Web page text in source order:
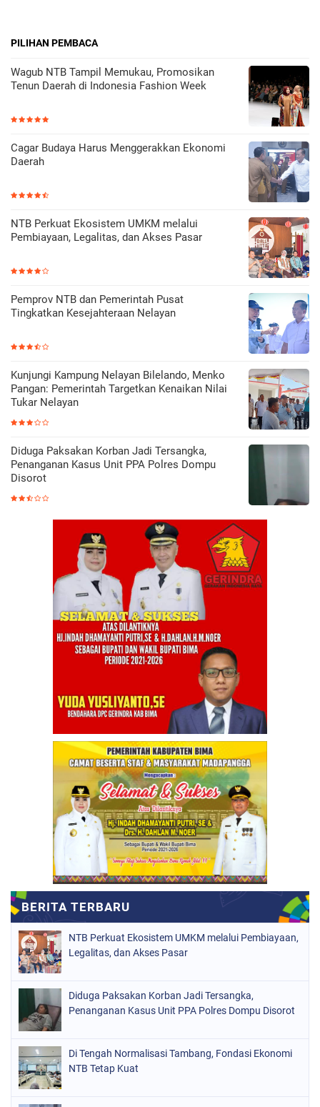
PILIHAN PEMBACA
Wagub NTB Tampil Memukau, Promosikan
Tenun Daerah di Indonesia Fashion Week
Cagar Budaya Harus Menggerakkan Ekonomi
Daerah
NTB Perkuat Ekosistem UMKM melalui
Pembiayaan, Legalitas, dan Akses Pasar
Pemprov NTB dan Pemerintah Pusat
Tingkatkan Kesejahteraan Nelayan
Kunjungi Kampung Nelayan Bilelando, Menko
Pangan: Pemerintah Targetkan Kenaikan Nilai
Tukar Nelayan
Diduga Paksakan Korban Jadi Tersangka,
Penanganan Kasus Unit PPA Polres Dompu
Disorot
NTB Perkuat Ekosistem UMKM melalui Pembiayaan,
Legalitas, dan Akses Pasar
Diduga Paksakan Korban Jadi Tersangka,
Penanganan Kasus Unit PPA Polres Dompu Disorot
Di Tengah Normalisasi Tambang, Fondasi Ekonomi
NTB Tetap Kuat